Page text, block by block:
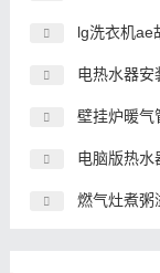
lg洗衣机ae
电热水器安
壁挂炉暖气
电脑版热水
燃气灶煮粥